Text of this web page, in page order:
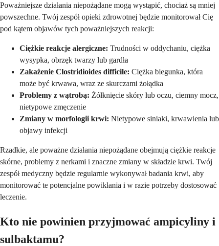
Poważniejsze działania niepożądane mogą wystąpić, chociaż są mniej
powszechne. Twój zespół opieki zdrowotnej będzie monitorował Cię
pod kątem objawów tych poważniejszych reakcji:
Ciężkie reakcje alergiczne: Trudności w oddychaniu, ciężka
wysypka, obrzęk twarzy lub gardła
Zakażenie Clostridioides difficile: Ciężka biegunka, która
może być krwawa, wraz ze skurczami żołądka
Problemy z wątrobą: Żółknięcie skóry lub oczu, ciemny mocz,
nietypowe zmęczenie
Zmiany w morfologii krwi: Nietypowe siniaki, krwawienia lub
objawy infekcji
Rzadkie, ale poważne działania niepożądane obejmują ciężkie reakcje
skórne, problemy z nerkami i znaczne zmiany w składzie krwi. Twój
zespół medyczny będzie regularnie wykonywał badania krwi, aby
monitorować te potencjalne powikłania i w razie potrzeby dostosować
leczenie.
Kto nie powinien przyjmować ampicyliny i
sulbaktamu?